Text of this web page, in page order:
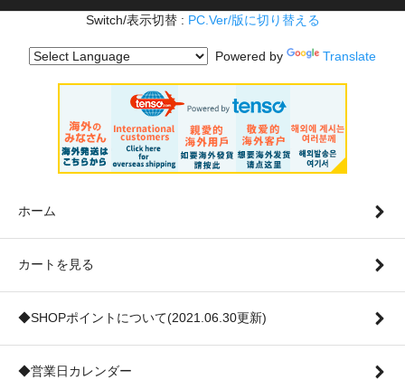
Switch/表示切替 : PC.Ver/版に切り替える
Powered by Translate
ホーム
カートを見る
◆SHOPポイントについて(2021.06.30更新)
◆営業日カレンダー